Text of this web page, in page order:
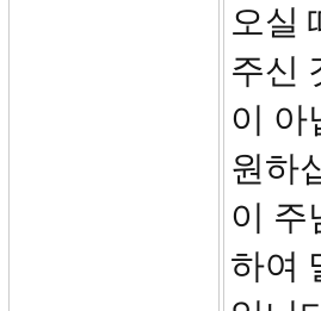
오실
주신
이 아
원하
이 주
하여